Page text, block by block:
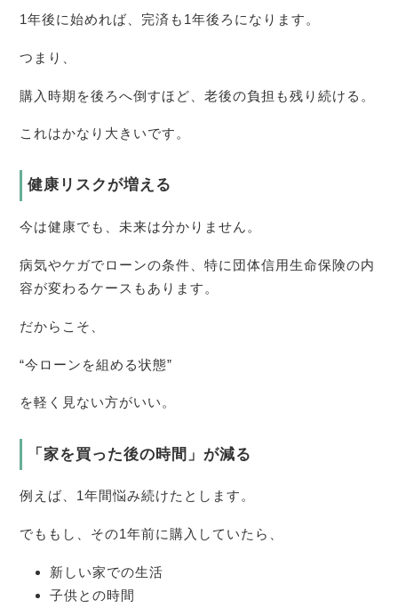
1年後に始めれば、完済も1年後ろになります。
つまり、
購入時期を後ろへ倒すほど、老後の負担も残り続ける。
これはかなり大きいです。
健康リスクが増える
今は健康でも、未来は分かりません。
病気やケガでローンの条件、特に団体信用生命保険の内
容が変わるケースもあります。
だからこそ、
“今ローンを組める状態”
を軽く見ない方がいい。
「家を買った後の時間」が減る
例えば、1年間悩み続けたとします。
でももし、その1年前に購入していたら、
新しい家での生活
子供との時間